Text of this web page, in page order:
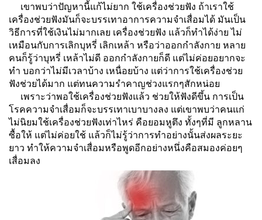
เขาพบว่าปัญหานี้แก้ไม่ยาก ใช้เครื่องช่วยฟัง ถ้าเราใช้
เครื่องช่วยฟังมันก็จะบรรเทาอาการความจำเสื่อมได้ มันเป็น
วิธีการที่ใช้เงินไม่มากเลย เครื่องช่วยฟัง แล้วก็ทำได้ง่าย ไม่
เหมือนกับการเลิกบุหรี่ เลิกเหล้า หรือว่าออกกำลังกาย หลาย
คนก็รู้ว่าบุหรี่ เหล้าไม่ดี ออกกำลังกายก็ดี แต่ไม่ค่อยอยากจะ
ทำ บอกว่าไม่มีเวลาบ้าง เหนื่อยบ้าง แต่ว่าการใช้เครื่องช่วย
ฟังช่วยได้มาก แต่ทนความรำคาญช่วงแรกๆสักหน่อย
เพราะว่าพอใช้เครื่องช่วยฟังแล้ว ช่วยให้ฟังดีขึ้น การเป็น
โรคความจำเสื่อมก็จะบรรเทาเบาบางลง แต่เขาพบว่าคนแก่
ไม่นิยมใช้เครื่องช่วยฟังเท่าไหร่ คือยอมหูตึง ทั้งๆที่มี ลูกหลาน
ซื้อให้ แต่ไม่ค่อยใช้ แล้วก็ไม่รู้ว่าการทำอย่างนั้นส่งผลระยะ
ยาว ทำให้ความจำเสื่อมหรือพูดอีกอย่างหนึ่งคือสมองค่อยๆ
เสื่อมลง